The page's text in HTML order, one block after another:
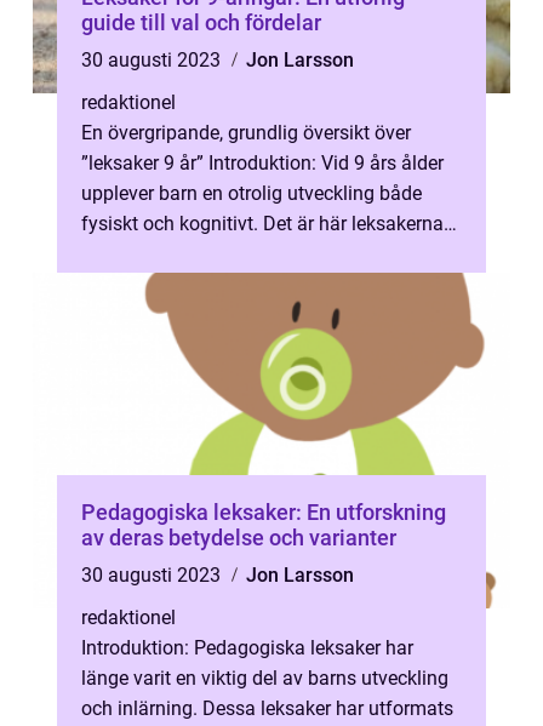
guide till val och fördelar
30 augusti 2023
Jon Larsson
redaktionel
En övergripande, grundlig översikt över
”leksaker 9 år” Introduktion: Vid 9 års ålder
upplever barn en otrolig utveckling både
fysiskt och kognitivt. Det är här leksakerna
Pedagogiska leksaker: En utforskning
av deras betydelse och varianter
30 augusti 2023
Jon Larsson
redaktionel
Introduktion: Pedagogiska leksaker har
länge varit en viktig del av barns utveckling
och inlärning. Dessa leksaker har utformats